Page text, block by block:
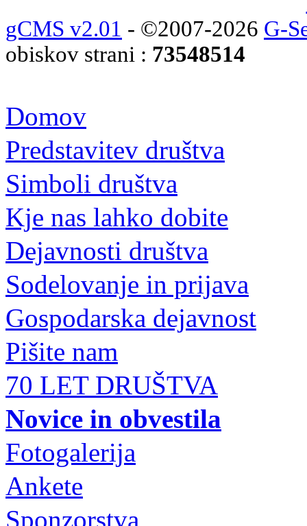
gCMS v2.01 - ©2007-2026 G-
obiskov strani : 73548514
Domov
Predstavitev društva
Simboli društva
Kje nas lahko dobite
Dejavnosti društva
Sodelovanje in prijava
Gospodarska dejavnost
Pišite nam
70 LET DRUŠTVA
Novice in obvestila
Fotogalerija
Ankete
Sponzorstva